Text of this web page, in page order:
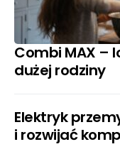
Combi MAX –
dużej rodziny
Elektryk
i rozwijać